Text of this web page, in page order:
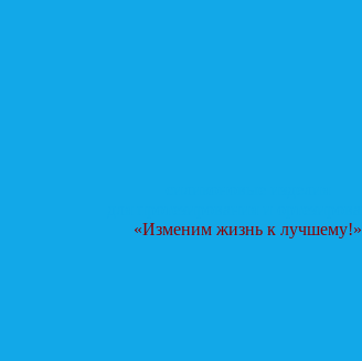
«Изменим жизнь к лучшему!»